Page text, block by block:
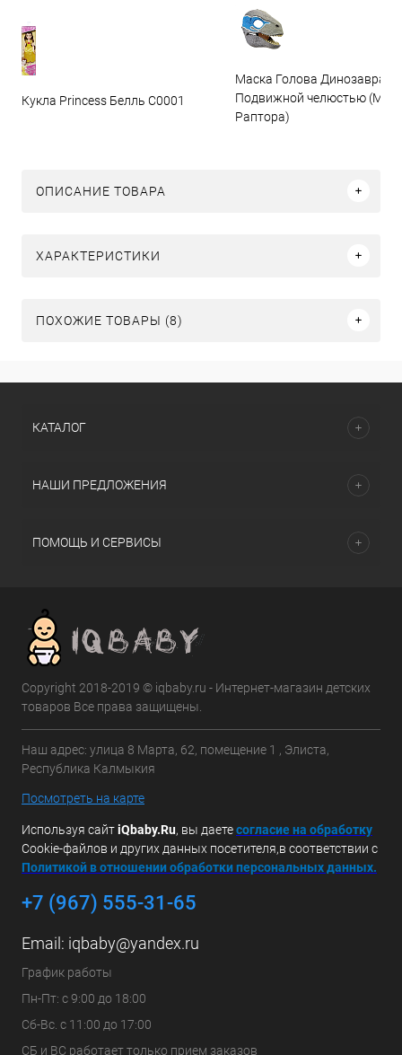
Кукла Princess Белль C0001
Маска Голова Динозавра с
Подвижной челюстью
Раптора)
ОПИСАНИЕ ТОВАРА
ХАРАКТЕРИСТИКИ
ПОХОЖИЕ ТОВАРЫ (8)
КАТАЛОГ
НАШИ ПРЕДЛОЖЕНИЯ
ПОМОЩЬ И СЕРВИСЫ
Copyright 2018-2019 © iqbaby.ru - Интернет-магазин детских
товаров Все права защищены.
Наш адрес: улица 8 Марта, 62, помещение 1 , Элиста,
Республика Калмыкия
Посмотреть на карте
Используя сайтiQbaby.Ru, вы даетесогласие на обработку
Cookie-файлов и других данных посетителя,в соответствии с
Политикой в отношении обработки персональных данных.
+7 (967) 555-31-65
Email: iqbaby@yandex.ru
График работы
Пн-Пт: с 9:00 до 18:00
Сб-Вс. с 11:00 до 17:00
СБ и ВС работает только прием заказов